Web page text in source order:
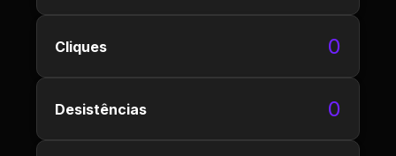
Cliques 0
Desistências 0